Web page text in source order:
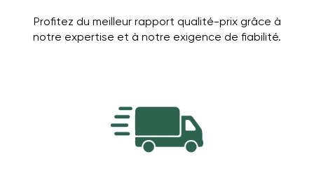
Profitez du meilleur rapport qualité-prix grâce à
notre expertise et à notre exigence de fiabilité.